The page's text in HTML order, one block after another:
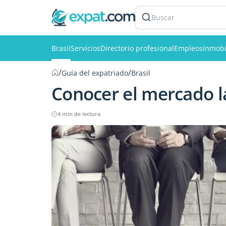
Buscar
BrasilServiciosDirectorio profesionalEmpleos
/Guía del expatriado/Brasil
Conocer el mercado
4 min de lectura